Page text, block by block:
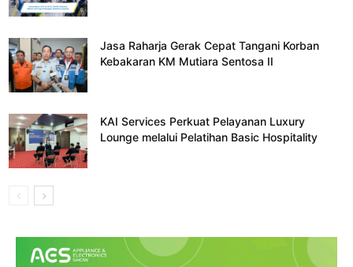
Jasa Raharja Gerak Cepat Tangani Korban
Kebakaran KM Mutiara Sentosa II
KAI Services Perkuat Pelayanan Luxury
Lounge melalui Pelatihan Basic Hospitality